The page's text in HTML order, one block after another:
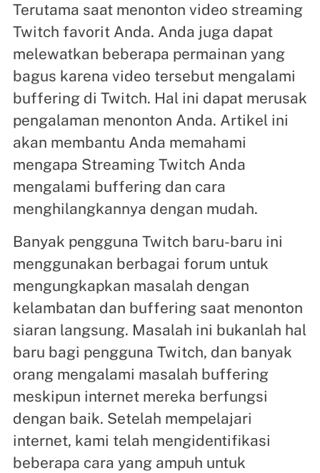
Terutama saat menonton video streaming
Twitch favorit Anda. Anda juga dapat
melewatkan beberapa permainan yang
bagus karena video tersebut mengalami
buffering di Twitch. Hal ini dapat merusak
pengalaman menonton Anda. Artikel ini
akan membantu Anda memahami
mengapa Streaming Twitch Anda
mengalami buffering dan cara
menghilangkannya dengan mudah.
Banyak pengguna Twitch baru-baru ini
menggunakan berbagai forum untuk
mengungkapkan masalah dengan
kelambatan dan buffering saat menonton
siaran langsung. Masalah ini bukanlah hal
baru bagi pengguna Twitch, dan banyak
orang mengalami masalah buffering
meskipun internet mereka berfungsi
dengan baik. Setelah mempelajari
internet, kami telah mengidentifikasi
beberapa cara yang ampuh untuk